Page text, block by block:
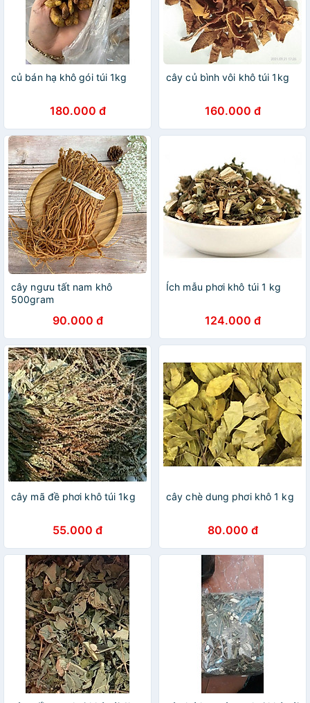
củ bán hạ khô gói túi 1kg
180.000 đ
cây củ bình vôi khô túi 1kg
160.000 đ
cây ngưu tất nam khô
500gram
90.000 đ
Ích mẫu phơi khô túi 1 kg
124.000 đ
cây mã đề phơi khô túi 1kg
55.000 đ
cây chè dung phơi khô 1 kg
80.000 đ